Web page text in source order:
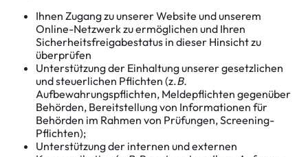
Ihnen Zugang zu unserer Website und unserem
Online-Netzwerk zu ermöglichen und Ihren
Sicherheitsfreigabestatus in dieser Hinsicht zu
überprüfen
Unterstützung der Einhaltung unserer gesetzlichen
und steuerlichen Pflichten (z.B.
Aufbewahrungspflichten, Meldepflichten gegenüber
Behörden, Bereitstellung von Informationen für
Behörden im Rahmen von Prüfungen, Screening-
Pflichten);
Unterstützung der internen und externen